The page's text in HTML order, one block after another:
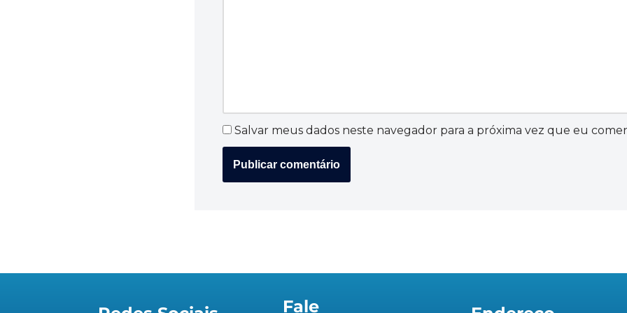
Salvar meus dados neste navegador para a próxima vez que eu
Fale